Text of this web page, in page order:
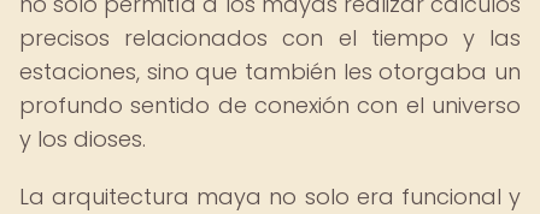
precisos relacionados con el tiempo y las
estaciones, sino que también les otorgaba un
profundo sentido de conexión con el universo
y los dioses.
La arquitectura maya no solo era funcional y